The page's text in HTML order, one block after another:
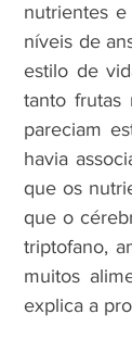
nutrientes
níveis de
estilo de
tanto frutas
pareciam
havia
que os
que o
triptofano,
muitos
explica a